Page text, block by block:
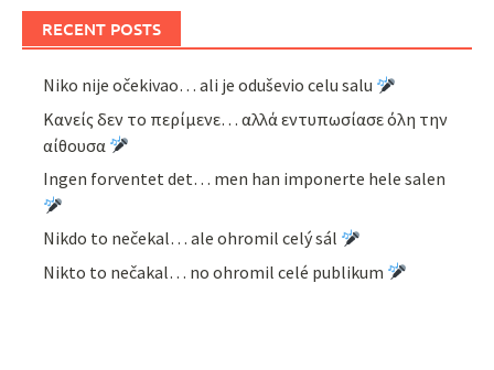
RECENT POSTS
Niko nije očekivao… ali je oduševio celu salu
Κανείς δεν το περίμενε… αλλά εντυπωσίασε όλη την
αίθουσα
Ingen forventet det… men han imponerte hele salen
Nikdo to nečekal… ale ohromil celý sál
Nikto to nečakal… no ohromil celé publikum